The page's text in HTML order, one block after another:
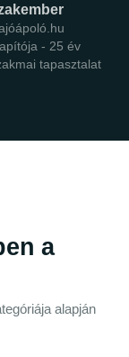
- 25 év
tapasztalat
a
alapján